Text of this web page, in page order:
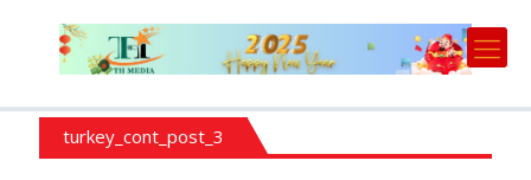
turkey_cont_post_3